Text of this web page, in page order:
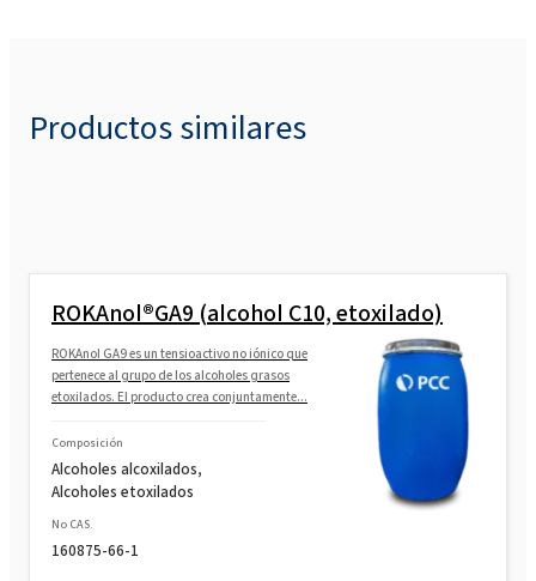
Productos similares
ROKAnol®GA9 (alcohol C10, etoxilado)
ROKAnol GA9 es un tensioactivo no iónico que
pertenece al grupo de los alcoholes grasos
etoxilados. El producto crea conjuntamente...
Composición
Alcoholes alcoxilados,
Alcoholes etoxilados
No CAS.
160875-66-1